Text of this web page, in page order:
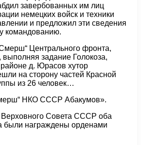
завербованных им лиц
немецких войск и техники
и предложил эти сведения
командованию.
Центрального фронта,
задание Голокоза,
д. Юрасов хутор
на сторону частей Красной
из 26 человек…
НКО СССР Абакумов».
Совета СССР оба
были награждены орденами